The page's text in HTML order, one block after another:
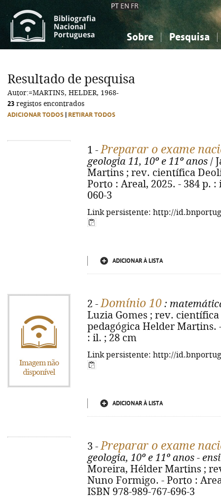
PT EN FR
Sobre Pesquisa
Ciências sociais...
Ciências sociais...
Resultado de pesquisa
Autor:=MARTINS, HELDER, 1968-
23 registos encontrados
ADICIONAR TODOS RETIRAR TODOS
1 -Preparar o exame
geologia 11, 10º e 11º anos /
Martins ; rev. científica
Porto : Areal, 2025. - 384 p. :
060-3
Link persistente: http://
ADICIONAR À LISTA
2 -Domínio 10 :
Luzia Gomes ; rev.
pedagógica Helder Martins.
: il. ; 28 cm
Link persistente: http://
ADICIONAR À LISTA
3 -Preparar o exame
geologia, 10º e 11º anos -
Moreira, Hélder Martins ;
Nuno Formigo. - Porto :
ISBN 978-989-767-696-3